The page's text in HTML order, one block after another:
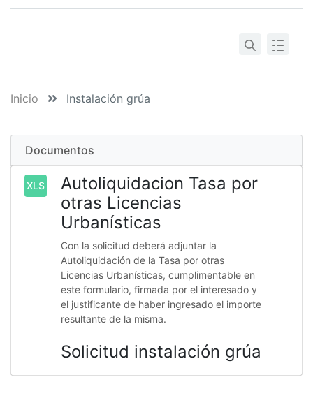
Inicio Instalación grúa
Documentos
XLS
Autoliquidacion Tasa por
otras Licencias
Urbanísticas
Con la solicitud deberá adjuntar la
Autoliquidación de la Tasa por otras
Licencias Urbanísticas, cumplimentable en
este formulario, firmada por el interesado y
el justificante de haber ingresado el importe
resultante de la misma.
Solicitud instalación grúa